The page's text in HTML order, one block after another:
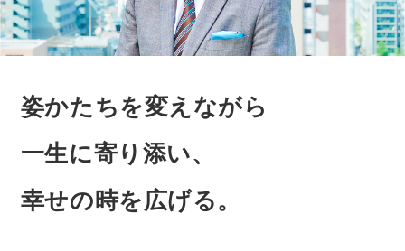
姿かたちを変えながら
一生に寄り添い、
幸せの時を広げる。